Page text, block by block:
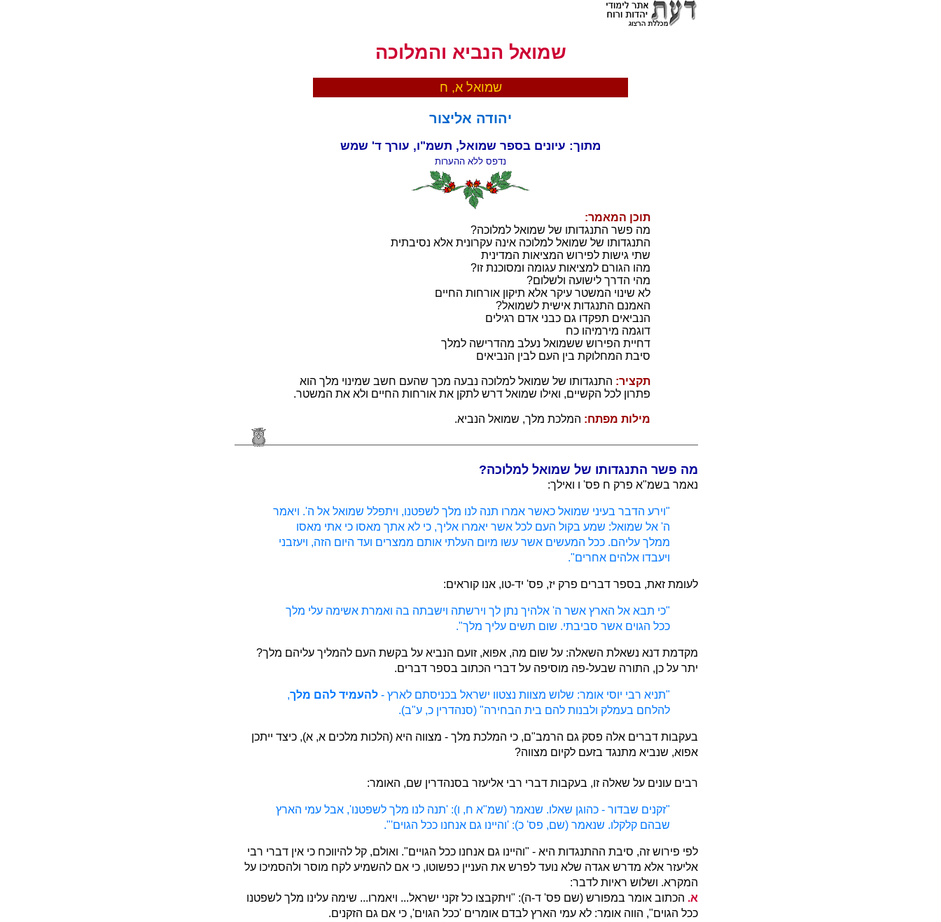
שמואל הנביא והמלוכה
שמואל א, ח
יהודה אליצור
מתוך: עיונים בספר שמואל, תשמ"ו, עורך ד' שמש
נדפס ללא ההערות
תוכן המאמר:
מה פשר התנגדותו של שמואל למלוכה?
התנגדותו של שמואל למלוכה אינה עקרונית אלא נסיבתית
שתי גישות לפירוש המציאות המדינית
מהו הגורם למציאות עגומה ומסוכנת זו?
מהי הדרך לישועה ולשלום?
לא שינוי המשטר עיקר אלא תיקון אורחות החיים
האמנם התנגדות אישית לשמואל?
הנביאים תפקדו גם כבני אדם רגילים
דוגמה מירמיהו כח
דחיית הפירוש ששמואל נעלב מהדרישה למלך
סיבת המחלוקת בין העם לבין הנביאים
תקציר: התנגדותו של שמואל למלוכה נבעה מכך שהעם חשב שמינוי מלך הוא
פתרון לכל הקשיים, ואילו שמואל דרש לתקן את אורחות החיים ולא את המשטר.
מילות מפתח: המלכת מלך, שמואל הנביא.
מה פשר התנגדותו של שמואל למלוכה?
נאמר בשמ"א פרק ח פס' ו ואילך:
"וירע הדבר בעיני שמואל כאשר אמרו תנה לנו מלך לשפטנו, ויתפלל שמואל אל ה'. ויאמר
ה' אל שמואל: שמע בקול העם לכל אשר יאמרו אליך, כי לא אתך מאסו כי אתי מאסו
ממלך עליהם. ככל המעשים אשר עשו מיום העלתי אותם ממצרים ועד היום הזה, ויעזבני
ויעבדו אלהים אחרים".
לעומת זאת, בספר דברים פרק יז, פס' יד-טו, אנו קוראים:
"כי תבא אל הארץ אשר ה' אלהיך נתן לך וירשתה וישבתה בה ואמרת אשימה עלי מלך
ככל הגוים אשר סביבתי. שום תשים עליך מלך".
מקדמת דנא נשאלת השאלה: על שום מה, אפוא, זועם הנביא על בקשת העם להמליך עליהם מלך?
יתר על כן, התורה שבעל-פה מוסיפה על דברי הכתוב בספר דברים.
"תניא רבי יוסי אומר: שלוש מצוות נצטוו ישראל בכניסתם לארץ - להעמיד להם מלך,
להלחם בעמלק ולבנות להם בית הבחירה" (סנהדרין כ, ע"ב).
בעקבות דברים אלה פסק גם הרמב"ם, כי המלכת מלך - מצווה היא (הלכות מלכים א, א), כיצד ייתכן
אפוא, שנביא מתנגד בזעם לקיום מצווה?
רבים עונים על שאלה זו, בעקבות דברי רבי אליעזר בסנהדרין שם, האומר:
"זקנים שבדור - כהוגן שאלו. שנאמר (שמ"א ח, ו): 'תנה לנו מלך לשפטנו', אבל עמי הארץ
שבהם קלקלו. שנאמר (שם, פס' כ): 'והיינו גם אנחנו ככל הגוים'".
לפי פירוש זה, סיבת ההתנגדות היא - "והיינו גם אנחנו ככל הגויים". ואולם, קל להיווכח כי אין דברי רבי
אליעזר אלא מדרש אגדה שלא נועד לפרש את העניין כפשוטו, כי אם להשמיע לקח מוסר ולהסמיכו על
המקרא. ושלוש ראיות לדבר:
א. הכתוב אומר במפורש (שם פס' ד-ה): "ויתקבצו כל זקני ישראל... ויאמרו... שימה עלינו מלך לשפטנו
ככל הגוים", הווה אומר: לא עמי הארץ לבדם אומרים 'ככל הגוים', כי אם גם הזקנים.